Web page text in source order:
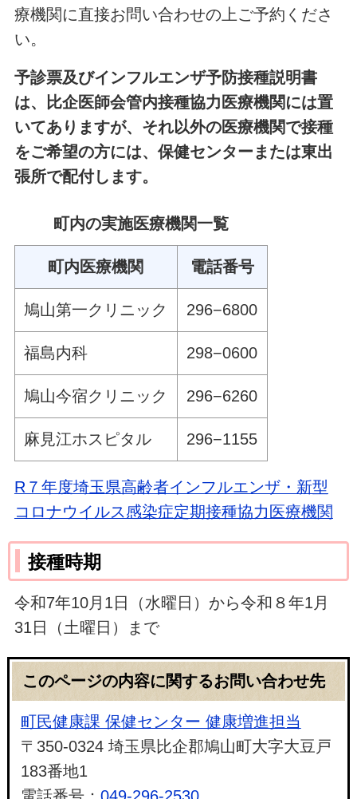
療機関に直接お問い合わせの上ご予約くださ
い。
予診票及びインフルエンザ予防接種説明書
は、比企医師会管内接種協力医療機関には置
いてありますが、それ以外の医療機関で接種
をご希望の方には、保健センターまたは東出
張所で配付します。
町内の実施医療機関一覧
町内医療機関 電話番号
鳩山第一クリニック 296−6800
福島内科 298−0600
鳩山今宿クリニック 296−6260
麻見江ホスピタル 296−1155
R７年度埼玉県高齢者インフルエンザ・新型
コロナウイルス感染症定期接種協力医療機関
接種時期
令和7年10月1日（水曜日）から令和８年1月
31日（土曜日）まで
このページの内容に関するお問い合わせ先
町民健康課 保健センター 健康増進担当
〒350-0324 埼玉県比企郡鳩山町大字大豆戸
183番地1